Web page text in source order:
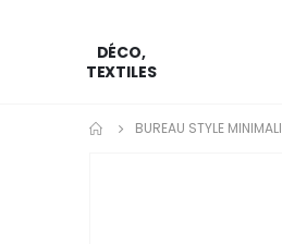
DÉCO,
TEXTILES
BUREAU STYLE